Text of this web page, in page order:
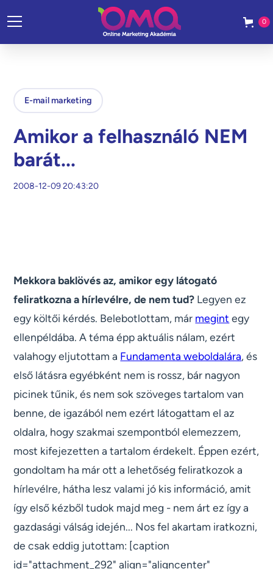
0
E-mail marketing
Amikor a felhasználó NEM
barát...
2008-12-09 20:43:20
Mekkora baklövés az, amikor egy látogató
feliratkozna a hírlevélre, de nem tud? Legyen ez
egy költői kérdés. Belebotlottam, már megint egy
ellenpéldába. A téma épp aktuális nálam, ezért
valahogy eljutottam a Fundamenta weboldalára, és
első látásra egyébként nem is rossz, bár nagyon
picinek tűnik, és nem sok szöveges tartalom van
benne, de igazából nem ezért látogattam el az
oldalra, hogy szakmai szempontból elemezzem,
most kifejezetten a tartalom érdekelt. Éppen ezért,
gondoltam ha már ott a lehetőség feliratkozok a
hírlevélre, hátha lesz valami jó kis információ, amit
így első kézből tudok majd meg - nem árt ez így a
gazdasági válság idején... Nos fel akartam iratkozni,
de csak eddig jutottam: [caption
id="attachment_292" align="aligncenter"